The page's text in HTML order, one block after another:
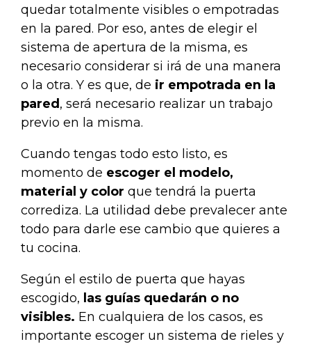
quedar totalmente visibles o empotradas
en la pared. Por eso, antes de elegir el
sistema de apertura de la misma, es
necesario considerar si irá de una manera
o la otra. Y es que, de ir empotrada en la
pared , será necesario realizar un trabajo
previo en la misma.
Cuando tengas todo esto listo, es
momento de escoger el modelo,
material y color que tendrá la puerta
corrediza. La utilidad debe prevalecer ante
todo para darle ese cambio que quieres a
tu cocina.
Según el estilo de puerta que hayas
escogido, las guías quedarán o no
visibles. En cualquiera de los casos, es
importante escoger un sistema de rieles y